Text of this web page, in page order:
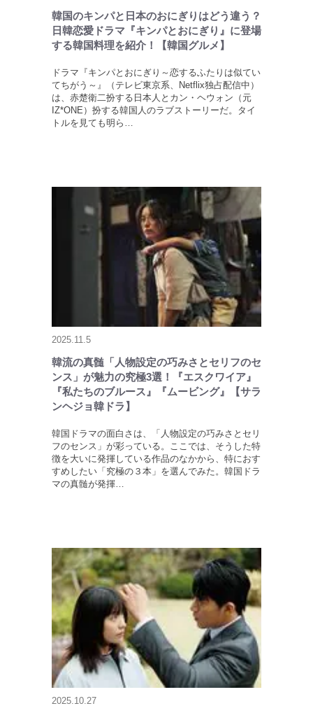
韓国のキンパと日本のおにぎりはどう違う？
日韓恋愛ドラマ『キンパとおにぎり』に登場
する韓国料理を紹介！【韓国グルメ】
ドラマ『キンパとおにぎり～恋するふたりは似てい
てちがう～』（テレビ東京系、Netflix独占配信中）
は、赤楚衛二扮する日本人とカン・ヘウォン（元
IZ*ONE）扮する韓国人のラブストーリーだ。タイ
トルを見ても明ら…
2025.11.5
韓流の真髄「人物設定の巧みさとセリフのセ
ンス」が魅力の究極3選！『エスクワイア』
『私たちのブルース』『ムービング』【サラ
ンヘジョ韓ドラ】
韓国ドラマの面白さは、「人物設定の巧みさとセリ
フのセンス」が彩っている。ここでは、そうした特
徴を大いに発揮している作品のなかから、特におす
すめしたい「究極の３本」を選んでみた。韓国ドラ
マの真髄が発揮…
2025.10.27